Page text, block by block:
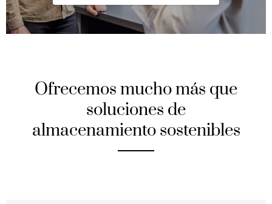
Ofrecemos mucho más que
soluciones de
almacenamiento sostenibles